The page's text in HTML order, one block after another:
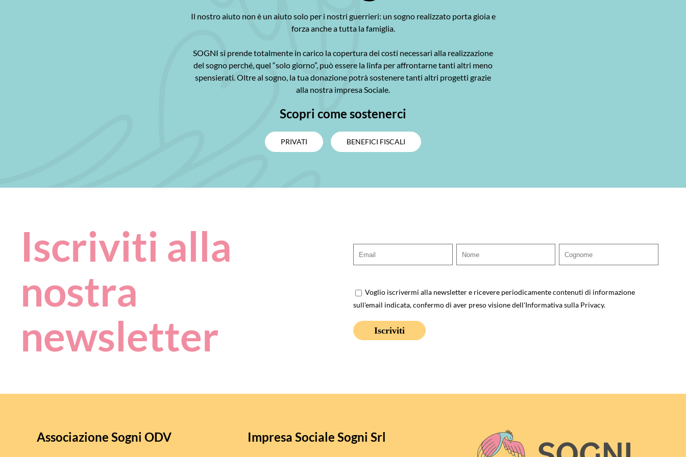
Il nostro aiuto non è un aiuto solo per i nostri guerrieri: un sogno realizzato porta gioia e
forza anche a tutta la famiglia.
SOGNI si prende totalmente in carico la copertura dei costi necessari alla realizzazione
del sogno perché, quel “solo giorno”, può essere la linfa per affrontarne tanti altri meno
spensierati. Oltre al sogno, la tua donazione potrà sostenere tanti altri progetti grazie
alla nostra impresa Sociale.
Scopri come sostenerci
PRIVATI BENEFICI FISCALI
Iscriviti alla
nostra
newsletter
Voglio iscrivermi alla newsletter e ricevere periodicamente contenuti di informazione
sull'email indicata, confermo di aver preso visione dell'Informativa sulla Privacy.
Associazione Sogni ODV Impresa Sociale Sogni Srl